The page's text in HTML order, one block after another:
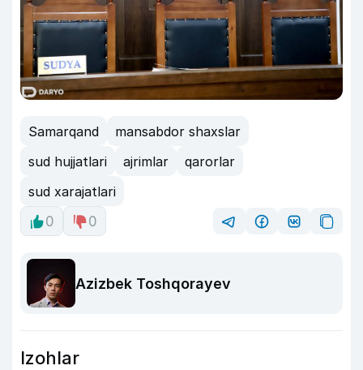
Samarqand
mansabdor shaxslar
sud hujjatlari
ajrimlar
qarorlar
sud xarajatlari
0
0
Azizbek Toshqorayev
Izohlar